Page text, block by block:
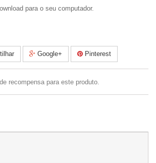
para o seu computador.
Google+ Pinterest
recompensa para este produto.